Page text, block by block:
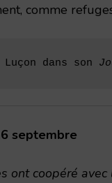
comme
dans son
septembre
ont coopéré